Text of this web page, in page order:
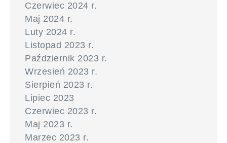
Czerwiec 2024 r.
Maj 2024 r.
Luty 2024 r.
Listopad 2023 r.
Październik 2023 r.
Wrzesień 2023 r.
Sierpień 2023 r.
Lipiec 2023
Czerwiec 2023 r.
Maj 2023 r.
Marzec 2023 r.